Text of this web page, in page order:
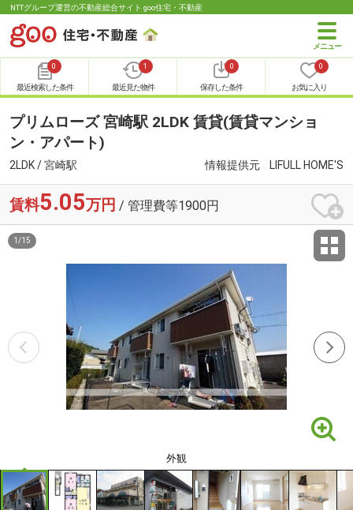
NTTグループ運営の不動産総合サイト goo住宅・不動産
0
最近検索した条件
1
最近見た物件
0
保存した条件
0
お気に入り
プリムローズ 宮崎駅 2LDK 賃貸(賃貸マンショ
ン・アパート)
2LDK / 宮崎駅 情報提供元 LIFULL HOME'S
賃料5.05万円 / 管理費等1900円
外観
1 /15